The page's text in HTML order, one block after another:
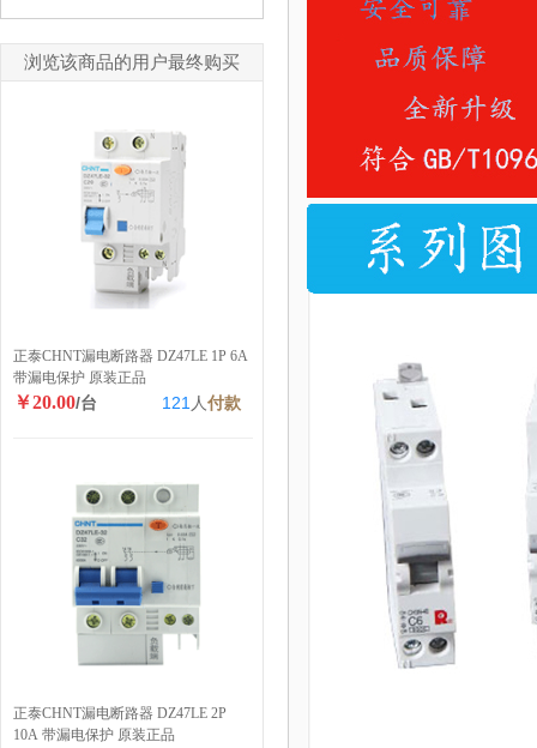
浏览该商品的用户最终购买
正泰CHNT漏电断路器 DZ47LE 1P 6A
带漏电保护 原装正品
￥20.00/台 121 人付款
正泰CHNT漏电断路器 DZ47LE 2P
10A 带漏电保护 原装正品